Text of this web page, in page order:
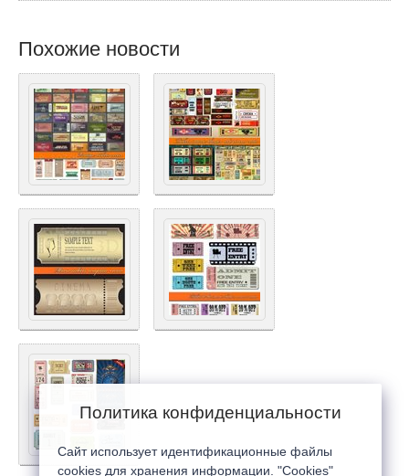
Похожие новости
Политика конфиденциальности
Сайт использует идентификационные файлы
cookies для хранения информации. "Cookies"